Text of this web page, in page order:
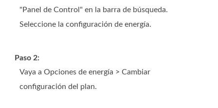
"Panel de Control" en la barra de búsqueda.
Seleccione la configuración de energía.
Paso 2:
Vaya a Opciones de energía > Cambiar
configuración del plan.